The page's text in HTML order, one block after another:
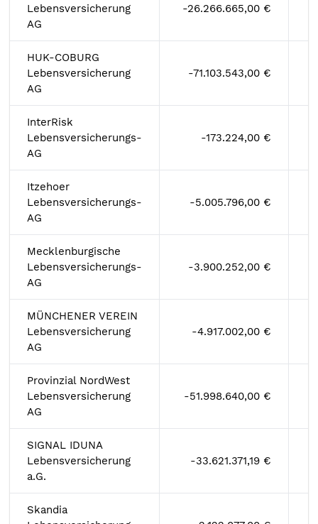
Lebensversicherung
AG
-26.266.665,00 €
HUK-COBURG
Lebensversicherung
AG
-71.103.543,00 €
InterRisk
Lebensversicherungs-
AG
-173.224,00 €
Itzehoer
Lebensversicherungs-
AG
-5.005.796,00 €
Mecklenburgische
Lebensversicherungs-
AG
-3.900.252,00 €
MÜNCHENER VEREIN
Lebensversicherung
AG
-4.917.002,00 €
Provinzial NordWest
Lebensversicherung
AG
-51.998.640,00 €
SIGNAL IDUNA
Lebensversicherung
a.G.
-33.621.371,19 €
Skandia